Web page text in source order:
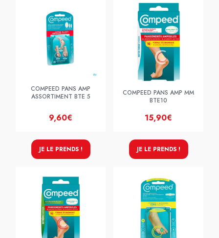
COMPEED PANS AMP
ASSORTIMENT BTE 5
9,60€
JE LE PRENDS !
COMPEED PANS AMP MM
BTE10
15,90€
JE LE PRENDS !